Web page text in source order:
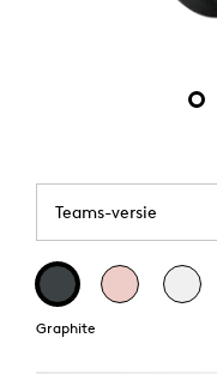
Teams-versie
Graphite